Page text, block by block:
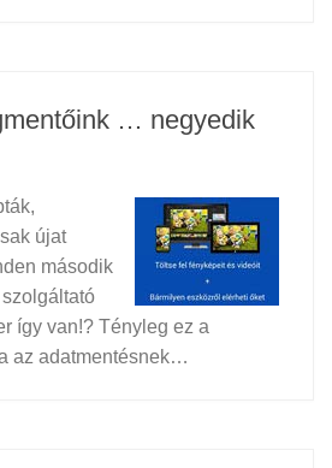
… negyedik
újat
második
így van!? Tényleg ez a
az adatmentésnek…